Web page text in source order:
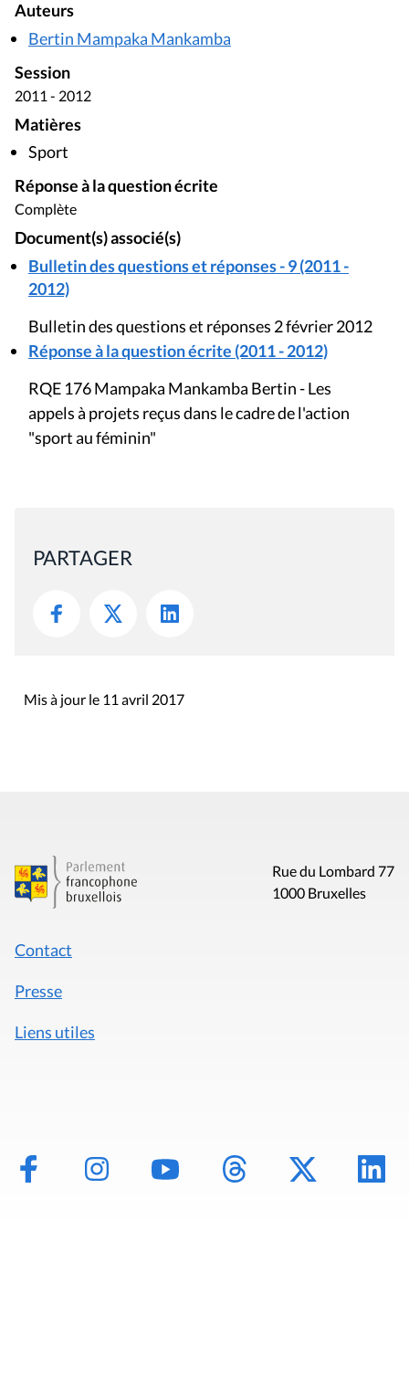
Auteurs
Bertin Mampaka Mankamba
Session
2011 - 2012
Matières
Sport
Réponse à la question écrite
Complète
Document(s) associé(s)
Bulletin des questions et réponses - 9 (2011 -
2012)
Bulletin des questions et réponses 2 février 2012
Réponse à la question écrite (2011 - 2012)
RQE 176 Mampaka Mankamba Bertin - Les
appels à projets reçus dans le cadre de l'action
"sport au féminin"
PARTAGER
Mis à jour le 11 avril 2017
Rue du Lombard 77
1000 Bruxelles
Contact
Presse
Liens utiles